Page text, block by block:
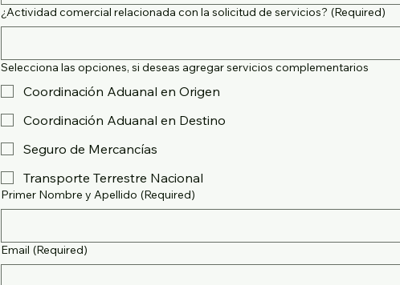
¿Actividad comercial relacionada con la solicitud de servicios? (Required)
Selecciona las opciones, si deseas agregar servicios complementarios
Coordinación Aduanal en Origen
Coordinación Aduanal en Destino
Seguro de Mercancías
Transporte Terrestre Nacional
Primer Nombre y Apellido (Required)
Email (Required)